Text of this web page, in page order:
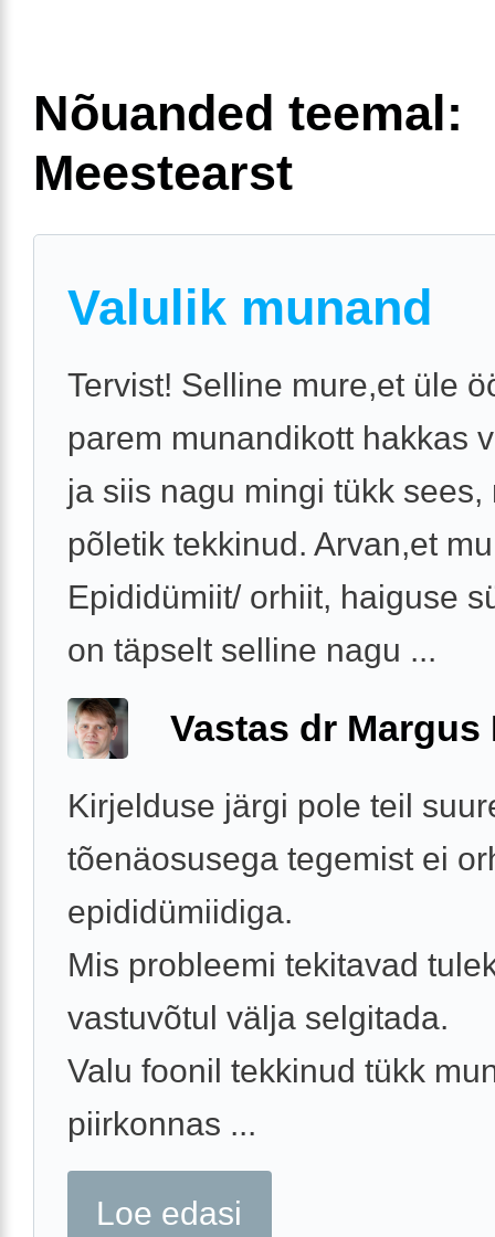
Nõuanded teemal:
Meestearst
Valulik munand
Tervist! Selline mure,et üle
parem munandikott hakkas
ja siis nagu mingi tükk sees,
põletik tekkinud. Arvan,et
Epididümiit/ orhiit, haiguse
on täpselt selline nagu ...
Vastas dr Margus
Kirjelduse järgi pole teil
tõenäosusega tegemist ei
epididümiidiga.
Mis probleemi tekitavad
vastuvõtul välja selgitada.
Valu foonil tekkinud tükk
piirkonnas ...
Loe edasi